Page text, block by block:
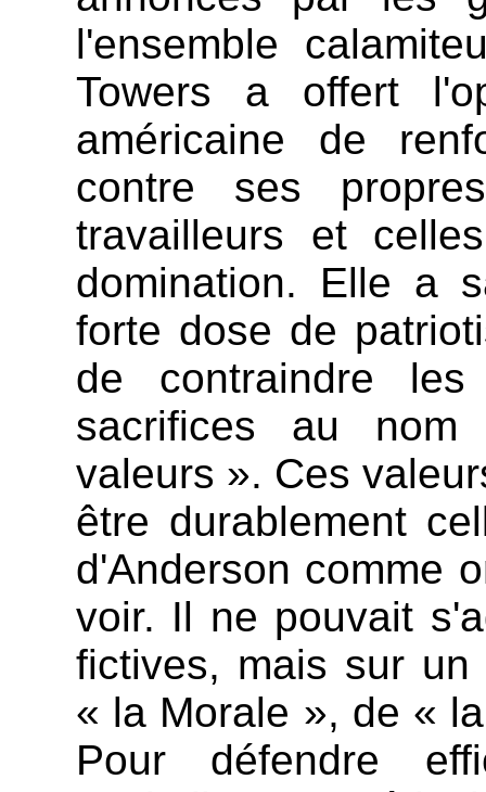
l'ensemble
Towers a offert
américaine de
contre ses
travailleurs et
domination. Elle a
forte dose de
de contraindre
sacrifices au
valeurs ». Ces
être durablement
d'Anderson comme
voir. Il ne pouvait
fictives, mais sur
« la Morale », de «
Pour défendre